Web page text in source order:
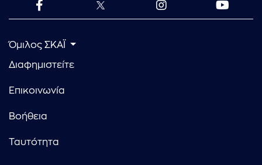
Όμιλος ΣΚΑΪ
Διαφημιστείτε
Επικοινωνία
Βοήθεια
Ταυτότητα